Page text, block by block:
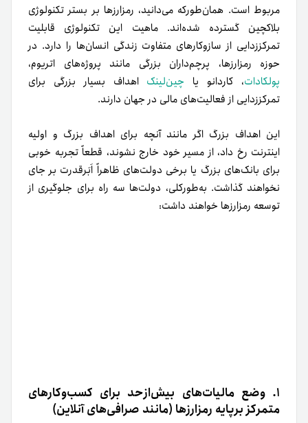
مربوط است. همان‌طور‌که می‌دانید، رمزارزها بر بستر تکنولوژی
بلاکچین گسترده شده‌اند. ماهیت این تکنولوژی قابلیت
تمرکز‌زدایی از سازوکارهای متفاوت زندگی انسان‌ها را دارد. در
حوزه رمزارزها، پرچم‌داران بزرگی مانند پروژه‌های اتریوم،
پولکادات، کاردانو یا چین‌لینک اهداف بسیار بزرگی برای
تمرکززدایی از فعالیت‌های مالی در جهان دارند.
این اهداف بزرگ اگر مانند آنچه برای اهداف بزرگ و اولیه
اینترنت رخ داد، از مسیر خود خارج نشوند، قطعاً تجربه خوبی
برای بانک‌های بزرگ یا برخی دولت‌های ظاهراً اَبَرقدرت بر جای
نخواهند گذاشت. به‌طور‌کلی، دولت‌ها سه راه برای جلوگیری از
توسعه رمزارزها خواهند داشت:
۱. وضع مالیات‌های بیش‌ازحد برای کسب‌وکارهای
متمرکز برپایه رمزارزها (مانند صرافی‌های آنلاین)